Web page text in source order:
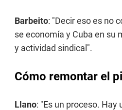
Barbeito: "Decir eso es no
se economía y Cuba en su
y actividad sindical".
Cómo remontar el
Llano: "Es un proceso.